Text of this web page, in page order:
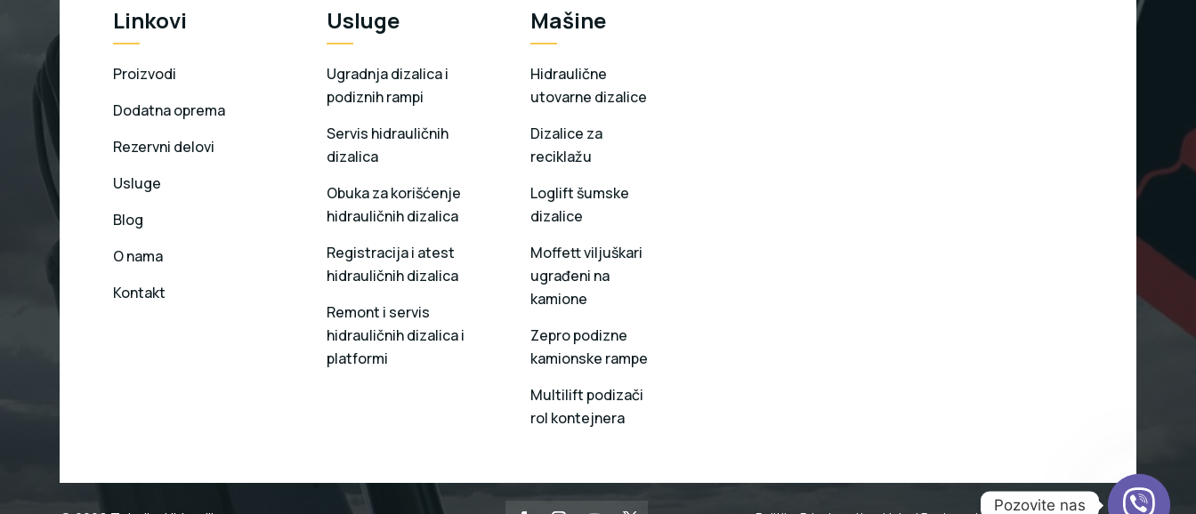
Linkovi
Proizvodi
Dodatna oprema
Rezervni delovi
Usluge
Blog
O nama
Kontakt
Usluge
Ugradnja dizalica i
podiznih rampi
Servis hidrauličnih
dizalica
Obuka za korišćenje
hidrauličnih dizalica
Registracija i atest
hidrauličnih dizalica
Remont i servis
hidrauličnih dizalica i
platformi
Mašine
Hidraulične
utovarne dizalice
Dizalice za
reciklažu
Loglift šumske
dizalice
Moffett viljuškari
ugrađeni na
kamione
Zepro podizne
kamionske rampe
Multilift podizači
rol kontejnera
Pozovite nas